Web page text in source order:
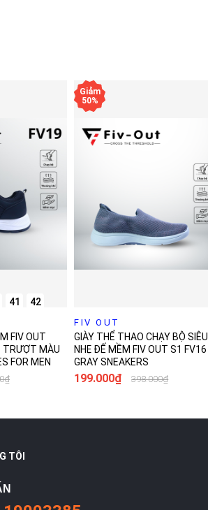
41
42
FIV OUT
TRƯỢT MÀU
FOR MEN
36 37
FIV OUT
GIÀY THỂ THAO CHẠY BỘ SIÊU
NHẸ ĐẾ MỀM FIV OUT S1 FV16
GRAY SNEAKERS
199.000₫ 398.000₫
TÔI